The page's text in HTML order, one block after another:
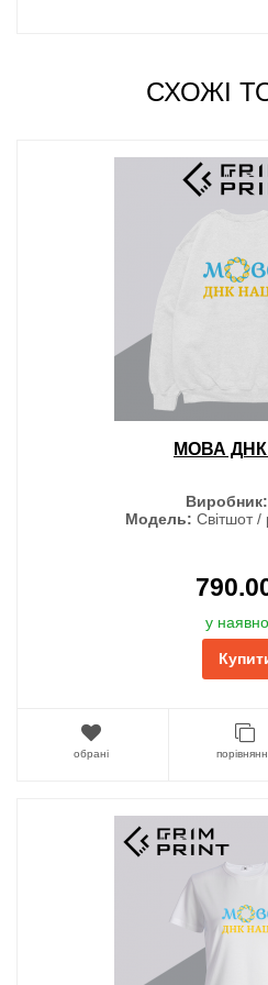
СХОЖІ
МОВА ДНК
Виробник:
Модель: Світшот /
у
обрані